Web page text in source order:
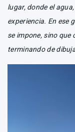
lugar, donde el
experiencia. En ese
se impone, sino que
terminando de